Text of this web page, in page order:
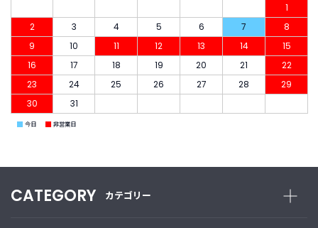
1
2
3 4 5 6 7
8
9
10 11 12 13 14
15
16
17 18 19 20 21
22
23
24 25 26 27 28
29
30
31
■ 今日 ■ 非営業日
CATEGORY カテゴリー